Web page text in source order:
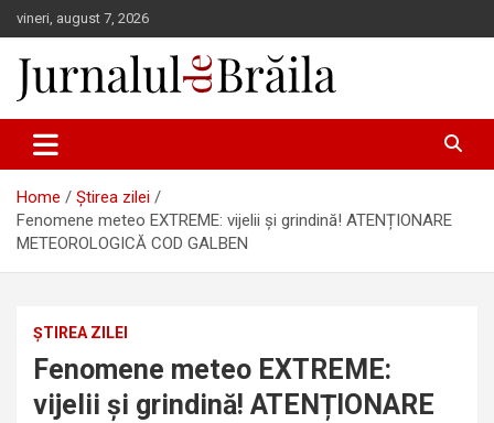
Skip
to
content
vineri, august 7, 2026
Jurnalul de Brăila
Home
Știrea zilei
Fenomene meteo EXTREME: vijelii și grindină! ATENȚIONARE
METEOROLOGICĂ COD GALBEN
ȘTIREA ZILEI
Fenomene meteo EXTREME:
vijelii și grindină! ATENȚIONARE